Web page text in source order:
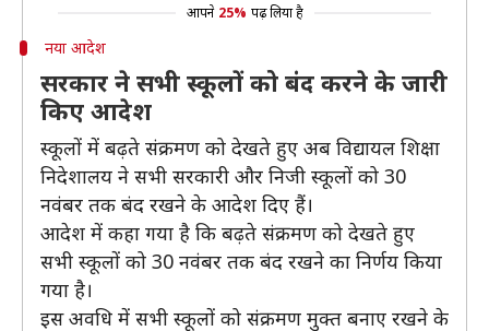
आपने 25% पढ़ लिया है
नया आदेश
सरकार ने सभी स्कूलों को बंद करने के जारी
किए आदेश
स्कूलों में बढ़ते संक्रमण को देखते हुए अब विद्यायल शिक्षा
निदेशालय ने सभी सरकारी और निजी स्कूलों को 30
नवंबर तक बंद रखने के आदेश दिए हैं।
आदेश में कहा गया है कि बढ़ते संक्रमण को देखते हुए
सभी स्कूलों को 30 नवंबर तक बंद रखने का निर्णय किया
गया है।
इस अवधि में सभी स्कूलों को संक्रमण मुक्त बनाए रखने के